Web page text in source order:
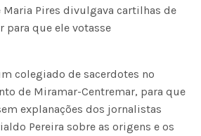
Pires divulgava cartilhas de
para que ele votasse
colegiado de sacerdotes no
de Miramar-Centremar, para que
explanações dos jornalistas
Pereira sobre as origens e os